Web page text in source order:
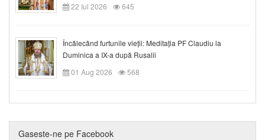
22 Iul 2026
645
Încălecând furtunile vieții: Meditația PF Claudiu la
Duminica a IX-a după Rusalii
01 Aug 2026
568
Gaseste-ne pe Facebook